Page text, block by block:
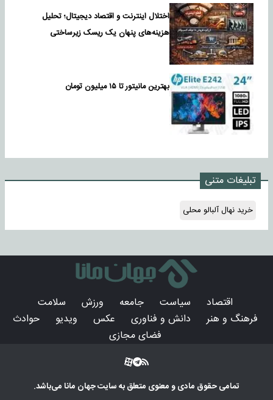
اختلال اینترنت و اقتصاد دیجیتال؛ تحلیل
هزینه‌های پنهان یک ریسک زیرساختی
بهترین مانیتور تا ۱۵ میلیون تومان
تبلیغات متنی
خرید نهال آلبالو محلی
اقتصاد سیاست جامعه ورزش
سلامت
فرهنگ و هنر
دانش و فناوری عکس ویدیو
حوادث
فضای مجازی
تمامی حقوق مادی و معنوی متعلق به سایتجهان مانامی‌باشد.